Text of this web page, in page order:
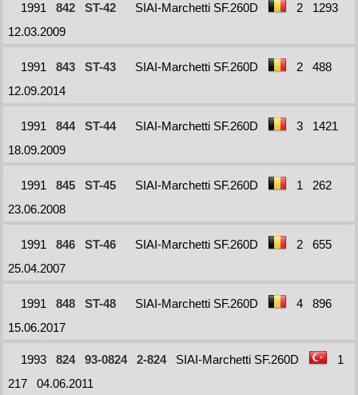
1991 842 ST-42 SIAI-Marchetti SF.260D 2
1293
12.03.2009
1991 843 ST-43 SIAI-Marchetti SF.260D 2
488
12.09.2014
1991 844 ST-44 SIAI-Marchetti SF.260D 3
1421
18.09.2009
1991 845 ST-45 SIAI-Marchetti SF.260D 1
262
23.06.2008
1991 846 ST-46 SIAI-Marchetti SF.260D 2
655
25.04.2007
1991 848 ST-48 SIAI-Marchetti SF.260D 4
896
15.06.2017
1993 824 93-0824 2-824 SIAI-Marchetti SF.260D
1
217
04.06.2011